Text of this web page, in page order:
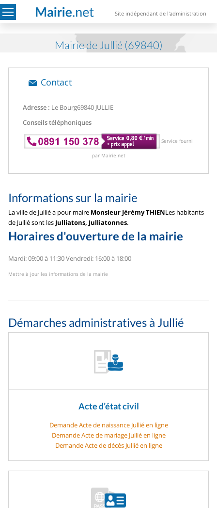
Site indépendant de l'administration
Mairie de Jullié (69840)
Contact
Adresse : Le Bourg69840 JULLIE
Conseils téléphoniques
Service fourni
par Mairie.net
Informations sur la mairie
La ville de Jullié a pour maire Monsieur Jérémy THIENLes habitants
de Jullié sont les Julliatons, Julliatonnes.
Horaires d'ouverture de la mairie
Mardi: 09:00 à 11:30Vendredi: 16:00 à 18:00
Mettre à jour les informations de la mairie
Démarches administratives à Jullié
Acte d’état civil
Demande Acte de naissance Jullié en ligne
Demande Acte de mariage Jullié en ligne
Demande Acte de décès Jullié en ligne